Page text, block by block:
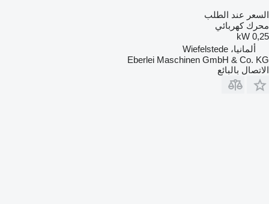
السعر عند الطلب
محرك كهربائي
0,25 kW
ألمانيا، Wiefelstede
Eberlei Maschinen GmbH & Co. KG
الاتصال بالبائع